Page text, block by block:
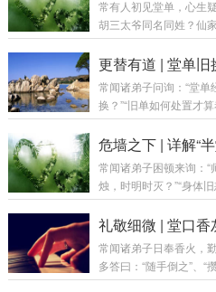
别一——性质不同（仪
是一场正式确立关系的
活，是一种状态。当弟
常有人初见堂单，心生
胡三太爷同名同姓？仙
家堂单与人仿佛，莫非
本名，乃修行界之“公用
一理：堂单上所书，乃“
份证”。譬喻：如同拨打
堂单之名，即是那“人工
常闻诸弟子问询：“堂
换？”“旧单如何处置才
月久矣，尘垢蒙蔽，气
事，乃庄严仪轨。今日
该换堂单？堂单乃仙家
之机：破损严重：边角
或有水渍、霉斑。此为
常闻诸弟子困顿来询：
烛，时明时灭？”“身体
全？”“半堂口究竟何意
竟之功，如大厦建半而
为“半堂口”？通俗定义
全，仙家未能全部归位
常闻诸弟子日奉香火，
多答曰：“随手倒之”、“
灰：为香火承载仙师灵